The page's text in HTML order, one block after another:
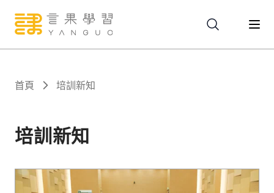
關於
首頁 培訓新知
培訓新知